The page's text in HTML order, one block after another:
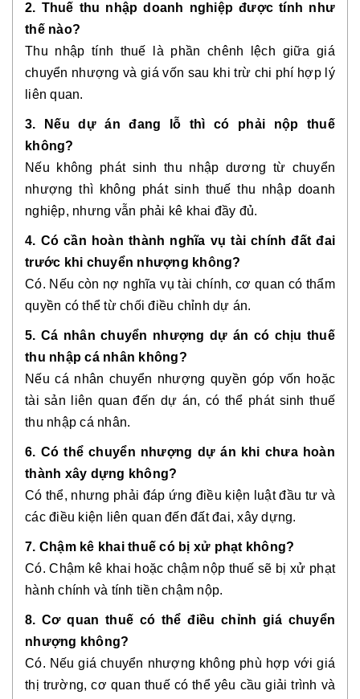
2. Thuế thu nhập doanh nghiệp được tính như
thế nào?
Thu nhập tính thuế là phần chênh lệch giữa giá
chuyển nhượng và giá vốn sau khi trừ chi phí hợp lý
liên quan.
3. Nếu dự án đang lỗ thì có phải nộp thuế
không?
Nếu không phát sinh thu nhập dương từ chuyển
nhượng thì không phát sinh thuế thu nhập doanh
nghiệp, nhưng vẫn phải kê khai đầy đủ.
4. Có cần hoàn thành nghĩa vụ tài chính đất đai
trước khi chuyển nhượng không?
Có. Nếu còn nợ nghĩa vụ tài chính, cơ quan có thẩm
quyền có thể từ chối điều chỉnh dự án.
5. Cá nhân chuyển nhượng dự án có chịu thuế
thu nhập cá nhân không?
Nếu cá nhân chuyển nhượng quyền góp vốn hoặc
tài sản liên quan đến dự án, có thể phát sinh thuế
thu nhập cá nhân.
6. Có thể chuyển nhượng dự án khi chưa hoàn
thành xây dựng không?
Có thể, nhưng phải đáp ứng điều kiện luật đầu tư và
các điều kiện liên quan đến đất đai, xây dựng.
7. Chậm kê khai thuế có bị xử phạt không?
Có. Chậm kê khai hoặc chậm nộp thuế sẽ bị xử phạt
hành chính và tính tiền chậm nộp.
8. Cơ quan thuế có thể điều chỉnh giá chuyển
nhượng không?
Có. Nếu giá chuyển nhượng không phù hợp với giá
thị trường, cơ quan thuế có thể yêu cầu giải trình và